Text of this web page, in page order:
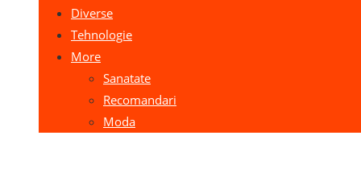
Diverse
Tehnologie
More
Sanatate
Recomandari
Moda